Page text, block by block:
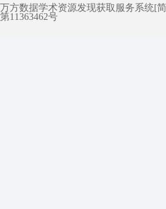
万方数据学术资源发现获取服务系统[
第11363462号